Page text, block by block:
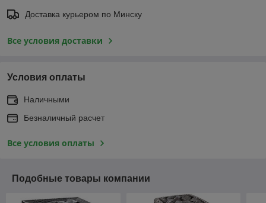
Доставка курьером по Минску
Все условия доставки
Условия оплаты
Наличными
Безналичный расчет
Все условия оплаты
Подобные товары компании